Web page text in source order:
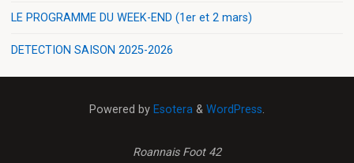
LE PROGRAMME DU WEEK-END (1er et 2 mars)
DETECTION SAISON 2025-2026
Powered by Esotera & WordPress.
Roannais Foot 42